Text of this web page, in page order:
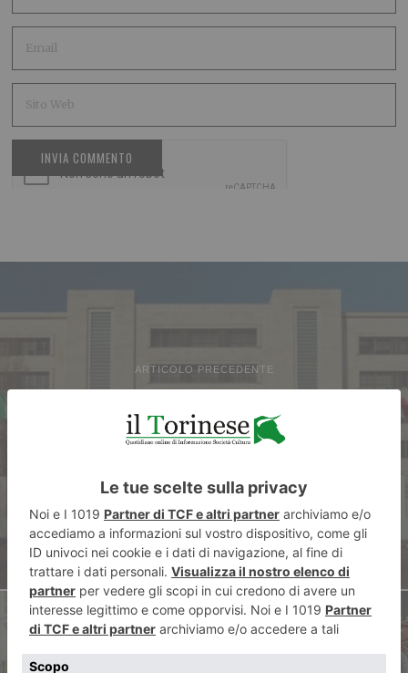
ARTICOLO PRECEDENTE
Filosa in Parlamento: i 5
miliardi di Stellantis e la sfida
del rilancio di Mirafiori